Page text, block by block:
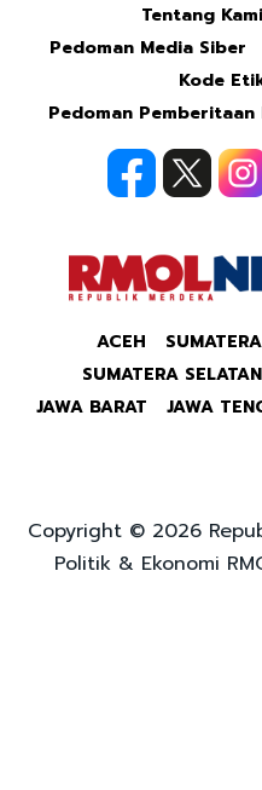
Tentang Kami
Pedoman Media Siber
Kode
Pedoman Pemberitaan
ACEH
SUMATERA SELATAN
JAWA BARAT
JAWA
Copyright © 2026
Politik & Ekonomi